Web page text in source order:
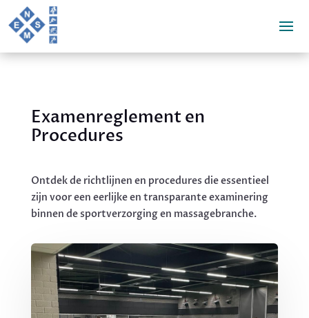
Examenreglement en
Procedures
Ontdek de richtlijnen en procedures die essentieel
zijn voor een eerlijke en transparante examinering
binnen de sportverzorging en massagebranche.